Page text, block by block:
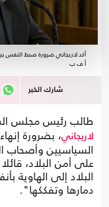
أكد لاريجاني ضرورة ضبط النفس
أ ف ب
شارك الخبر
طالب رئيس مجلس
لاريجاني، بضرورة
السياسيين وأصحاب
على أمن البلاد،
البلاد إلى الهاوية
دمارها وتفككها".